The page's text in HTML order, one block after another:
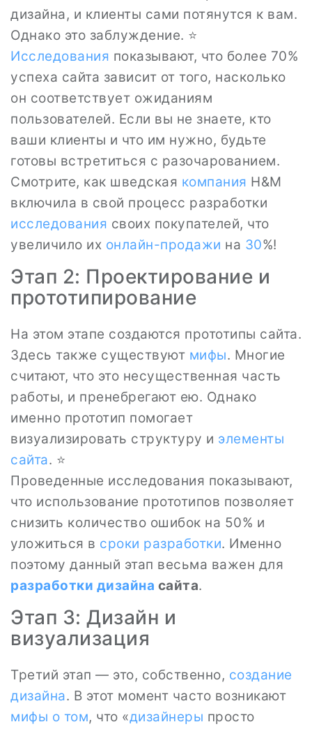
дизайна, и клиенты сами потянутся к вам.
Однако это заблуждение. ⭐
Исследования показывают, что более 70%
успеха сайта зависит от того, насколько
он соответствует ожиданиям
пользователей. Если вы не знаете, кто
ваши клиенты и что им нужно, будьте
готовы встретиться с разочарованием.
Смотрите, как шведская компания H&M
включила в свой процесс разработки
исследования своих покупателей, что
увеличило их онлайн-продажи на 30%!
Этап 2: Проектирование и
прототипирование
На этом этапе создаются прототипы сайта.
Здесь также существуют мифы. Многие
считают, что это несущественная часть
работы, и пренебрегают ею. Однако
именно прототип помогает
визуализировать структуру и элементы
сайта. ⭐
Проведенные исследования показывают,
что использование прототипов позволяет
снизить количество ошибок на 50% и
уложиться в сроки разработки. Именно
поэтому данный этап весьма важен для
разработки дизайна сайта.
Этап 3: Дизайн и
визуализация
Третий этап — это, собственно, создание
дизайна. В этот момент часто возникают
мифы о том, что «дизайнеры просто